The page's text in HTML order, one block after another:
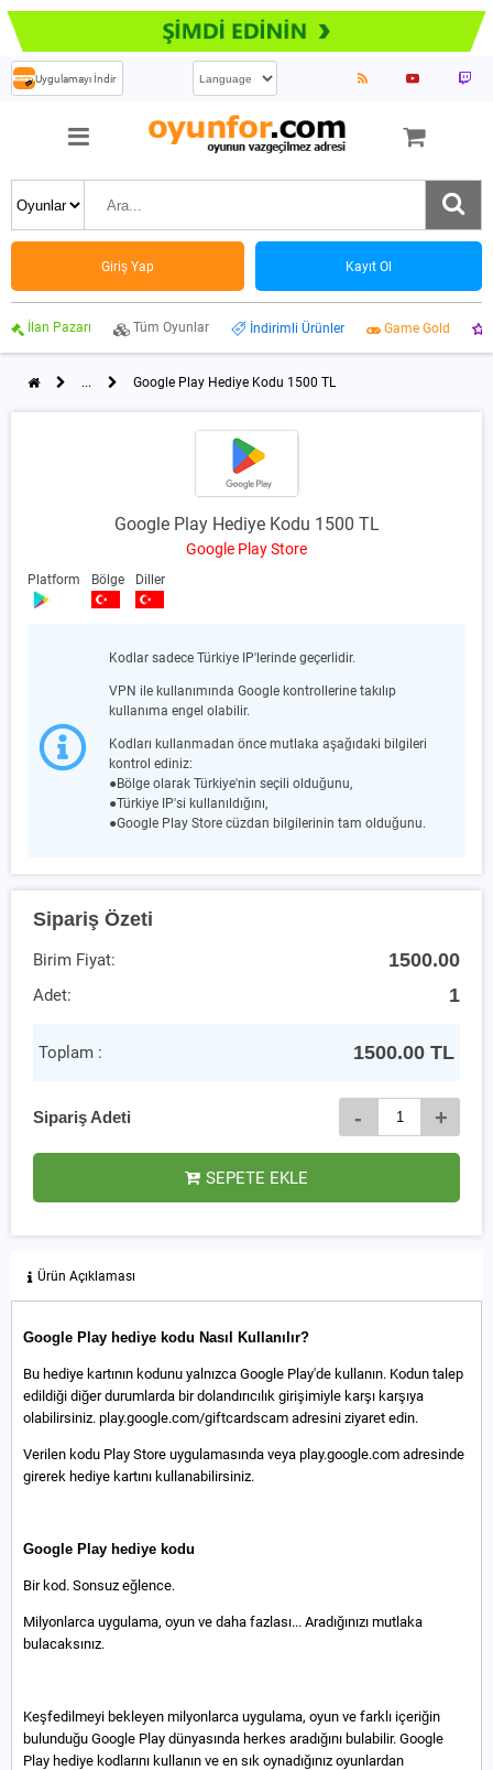
Uygulamayı İndir
Giriş Yap Kayıt Ol
İlan Pazarı Tüm Oyunlar İndirimli Ürünler Game Gold
... Google Play Hediye Kodu 1500 TL
Google Play Hediye Kodu 1500 TL
Google Play Store
Platform Bölge Diller
Kodlar sadece Türkiye IP'lerinde geçerlidir.
VPN ile kullanımında Google kontrollerine takılıp
kullanıma engel olabilir.
Kodları kullanmadan önce mutlaka aşağıdaki bilgileri
kontrol ediniz:
●Bölge olarak Türkiye'nin seçili olduğunu,
●Türkiye IP'si kullanıldığını,
●Google Play Store cüzdan bilgilerinin tam olduğunu.
Sipariş Özeti
Birim Fiyat: 1500.00
Adet: 1
Toplam : 1500.00 TL
Sipariş Adeti - +
SEPETE EKLE
Ürün Açıklaması
Google Play hediye kodu Nasıl Kullanılır?
Bu hediye kartının kodunu yalnızca Google Play'de kullanın. Kodun talep
edildiği diğer durumlarda bir dolandırıcılık girişimiyle karşı karşıya
olabilirsiniz. play.google.com/giftcardscam adresini ziyaret edin.
Verilen kodu Play Store uygulamasında veya play.google.com adresinde
girerek hediye kartını kullanabilirsiniz.
Google Play hediye kodu
Bir kod. Sonsuz eğlence.
Milyonlarca uygulama, oyun ve daha fazlası... Aradığınızı mutlaka
bulacaksınız.
Keşfedilmeyi bekleyen milyonlarca uygulama, oyun ve farklı içeriğin
bulunduğu Google Play dünyasında herkes aradığını bulabilir. Google
Play hediye kodlarını kullanın ve en sık oynadığınız oyunlardan